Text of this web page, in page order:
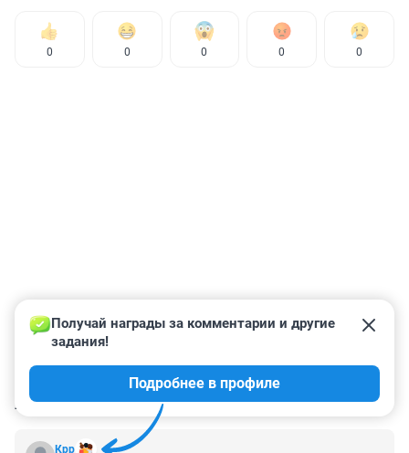
0 0 0 0 0
КОММЕНТАРИИ 30
Крр
Получай награды за комментарии и другие
задания!
Подробнее в профиле